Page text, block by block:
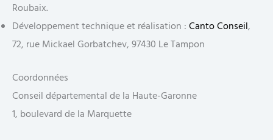
Roubaix.
Développement technique et réalisation :Canto Conseil,
72, rue Mickael Gorbatchev, 97430 Le Tampon
Coordonnées
Conseil départemental de la Haute-Garonne
1, boulevard de la Marquette